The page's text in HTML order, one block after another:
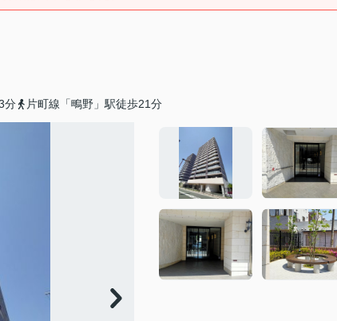
分 片町線「鴫野」駅徒歩21分